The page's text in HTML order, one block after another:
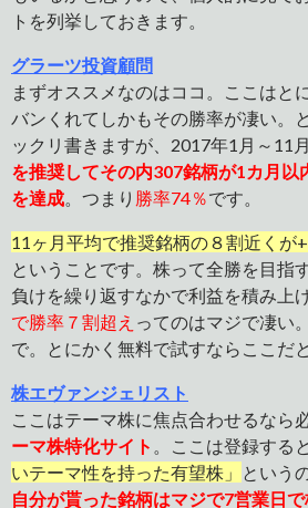
トを列挙しておきます。
グラーツ投資顧問
まずオススメなのはココ。ここはと
バンくれてしかもその勝率が凄い。
ックリ書きますが、2017年1月～11
を推奨してその内307銘柄が1カ月以
を達成。つまり 勝率74％です。
11ヶ月平均で推奨銘柄の８割近くが
ということです。株って全勝を目指
負けを繰り返すなかで利益を積み上
で勝率７割超え ってのはマジで凄い
で。とにかく無料で試すならここだ
株エヴァンジェリスト
ここはテーマ株に焦点合わせるなら
ーマ株特化サイト 。ここは登録する
いテーマ性を持った有望株」 という
自分が貰った銘柄はマジで7営業日